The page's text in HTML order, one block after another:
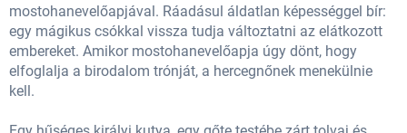
mostohanevelőapjával. Ráadásul áldatlan képességgel bír:
egy mágikus csókkal vissza tudja változtatni az elátkozott
embereket. Amikor mostohanevelőapja úgy dönt, hogy
elfoglalja a birodalom trónját, a hercegnőnek menekülnie
kell.